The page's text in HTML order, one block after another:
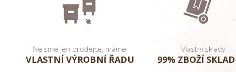
Nejsme jen prodejce, máme
VLASTNÍ VÝROBNÍ ŘADU
Vlastní sklady
99% ZBOŽÍ